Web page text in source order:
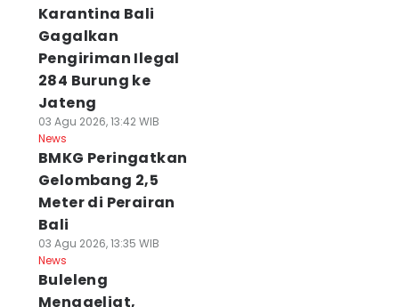
Karantina Bali
Gagalkan
Pengiriman Ilegal
284 Burung ke
Jateng
03 Agu 2026, 13:42 WIB
News
BMKG Peringatkan
Gelombang 2,5
Meter di Perairan
Bali
03 Agu 2026, 13:35 WIB
News
Buleleng
Menggeliat,